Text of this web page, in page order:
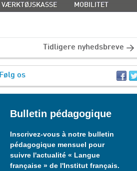
VÆRKTØJSKASSE MOBILITET
Tidligere nyhedsbreve
Følg os
Bulletin pédagogique
Inscrivez-vous à notre bulletin
pédagogique mensuel pour
suivre l'actualité « Langue
française » de l'Institut français.